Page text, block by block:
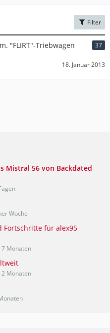
Filter
"FLIRT"-Triebwagen
37
18. Januar 2013
Mistral 56 von Backdated
Woche
Fortschritte für alex95
7 Monaten
2 Monaten